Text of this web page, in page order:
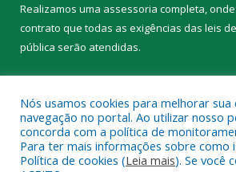
Realizamos uma assessoria completa,
contrato que todas as exigências das leis
pública serão atendidas.
Todos os direitos reservados a Prefeitura
Nós usamos cookies para melhorar sua
navegação no portal. Ao utilizar nosso
concorda com a política de
Para ter mais informações sobre como
Política de cookies (Leia mais). Se você